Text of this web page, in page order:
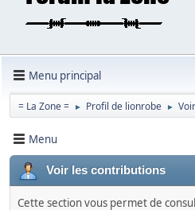
Menu principal
= La Zone = ► Profil de lionrobe ►
Menu
Voir les contributions
Cette section vous permet de